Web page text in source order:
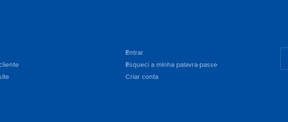
Entrar
Esqueci a minha palavra-passe
Criar conta